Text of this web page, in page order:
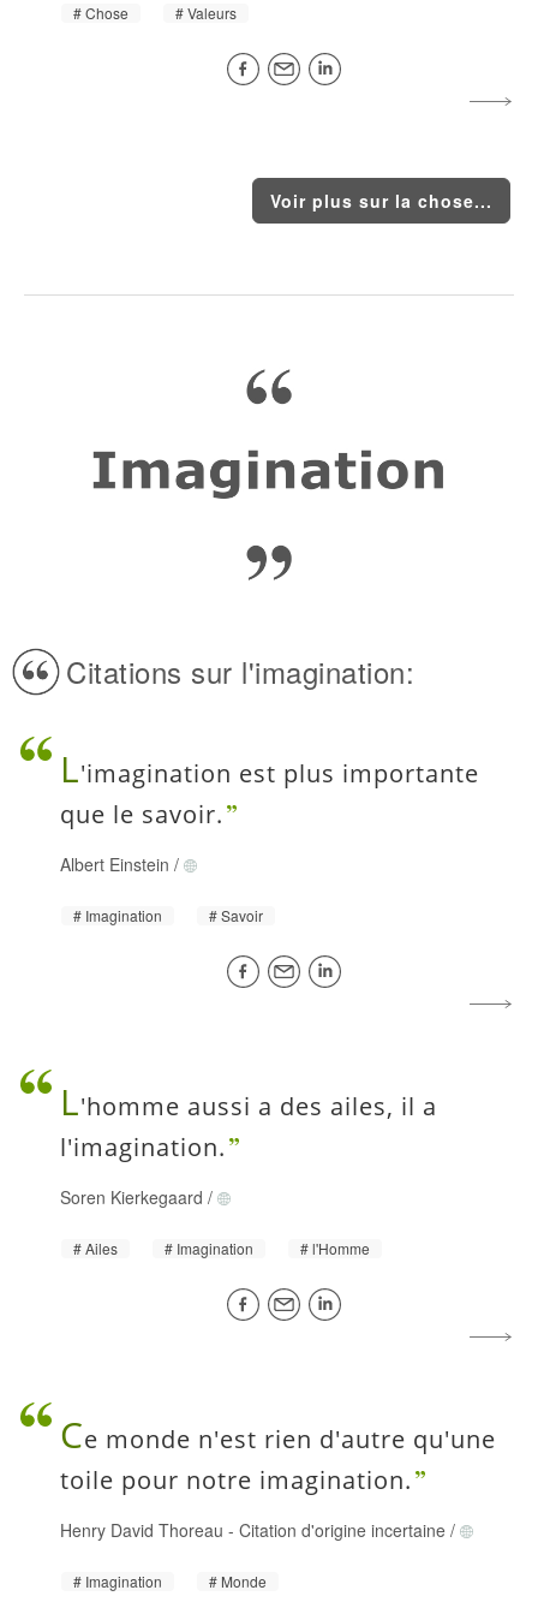
Chose Valeurs
Voir plus sur la chose...
Citations sur l'imagination:
L'imagination est plus importante
que le savoir.
Albert Einstein /
Imagination Savoir
L'homme aussi a des ailes, il a
l'imagination.
Soren Kierkegaard /
Ailes Imagination l'Homme
Ce monde n'est rien d'autre qu'une
toile pour notre imagination.
Henry David Thoreau - Citation d'origine incertaine /
Imagination Monde